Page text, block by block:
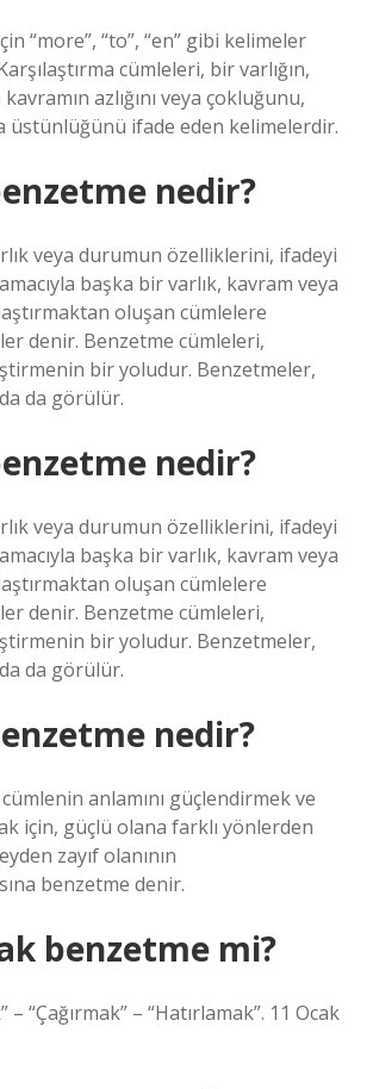
“more”, “to”, “en” gibi kelimeler
cümleleri, bir varlığın,
azlığını veya çokluğunu,
üstünlüğünü ifade eden kelimelerdir.
nedir?
veya durumun özelliklerini, ifadeyi
başka bir varlık, kavram veya
oluşan cümlelere
denir. Benzetme cümleleri,
bir yoludur. Benzetmeler,
da görülür.
nedir?
veya durumun özelliklerini, ifadeyi
başka bir varlık, kavram veya
oluşan cümlelere
denir. Benzetme cümleleri,
bir yoludur. Benzetmeler,
da görülür.
nedir?
anlamını güçlendirmek ve
için, güçlü olana farklı yönlerden
zayıf olanının
benzetme denir.
benzetme mi?
– “Çağırmak” – “Hatırlamak”. 11 Ocak